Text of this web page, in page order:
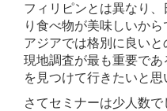
フィリピンとは異なり
り食べ物が美味しいか
アジアでは格別に良いと
現地調査が最も重要で
を見つけて行きたいと思
さてセミナーは少人数